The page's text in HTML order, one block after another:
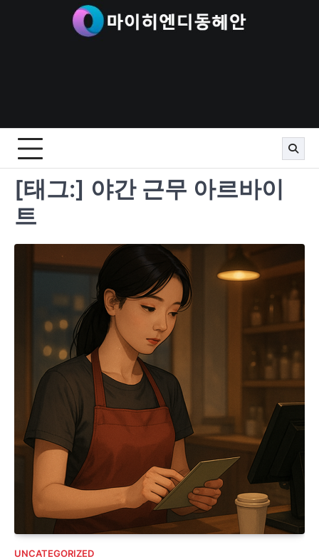
[태그:] 야간 근무 아르바이
트
UNCATEGORIZED